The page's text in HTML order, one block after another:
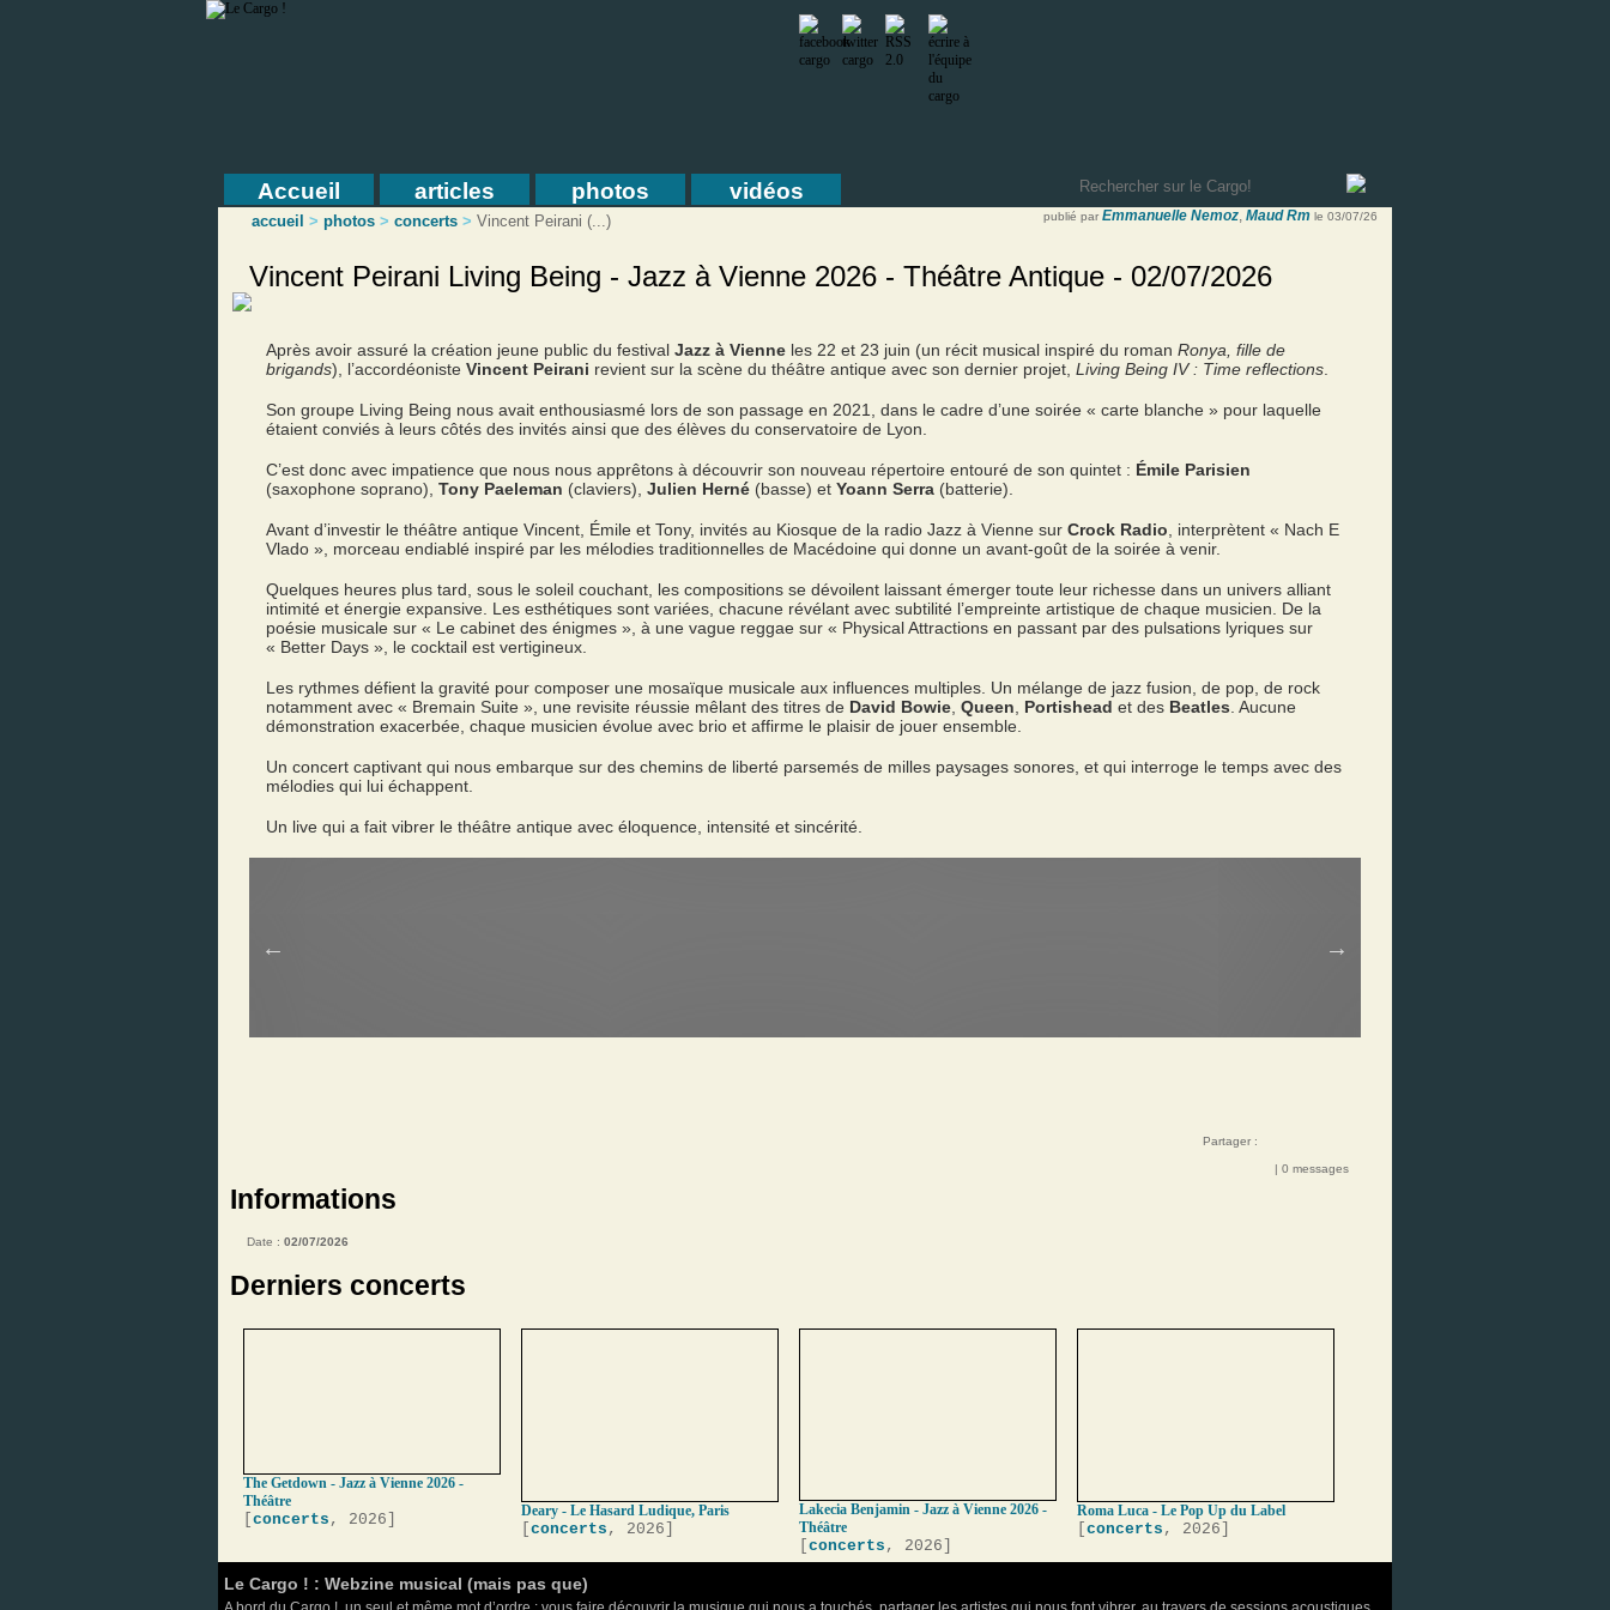
Accueil articles photos vidéos
accueil > photos > concerts > Vincent Peirani (...) publié par Emmanuelle Nemoz, Maud Rm le 03/07/26
Vincent Peirani Living Being - Jazz à Vienne 2026 - Théâtre Antique - 02/07/2026
Après avoir assuré la création jeune public du festival Jazz à Vienne les 22 et 23 juin (un récit musical inspiré du roman Ronya, fille de
brigands), l’accordéoniste Vincent Peirani revient sur la scène du théâtre antique avec son dernier projet, Living Being IV : Time reflections
Son groupe Living Being nous avait enthousiasmé lors de son passage en 2021, dans le cadre d’une soirée « carte blanche » pour laquelle
étaient conviés à leurs côtés des invités ainsi que des élèves du conservatoire de Lyon.
C’est donc avec impatience que nous nous apprêtons à découvrir son nouveau répertoire entouré de son quintet : Émile Parisien
(saxophone soprano), Tony Paeleman (claviers), Julien Herné (basse) et Yoann Serra (batterie).
Avant d’investir le théâtre antique Vincent, Émile et Tony, invités au Kiosque de la radio Jazz à Vienne sur Crock Radio , interprètent « Nach E
Vlado », morceau endiablé inspiré par les mélodies traditionnelles de Macédoine qui donne un avant-goût de la soirée à venir.
Quelques heures plus tard, sous le soleil couchant, les compositions se dévoilent laissant émerger toute leur richesse dans un univers alliant
intimité et énergie expansive. Les esthétiques sont variées, chacune révélant avec subtilité l’empreinte artistique de chaque musicien. De la
poésie musicale sur « Le cabinet des énigmes », à une vague reggae sur « Physical Attractions en passant par des pulsations lyriques sur
« Better Days », le cocktail est vertigineux.
Les rythmes défient la gravité pour composer une mosaïque musicale aux influences multiples. Un mélange de jazz fusion, de pop, de rock
notamment avec « Bremain Suite », une revisite réussie mêlant des titres de David Bowie Queen Portishead et des Beatles . Aucune
démonstration exacerbée, chaque musicien évolue avec brio et affirme le plaisir de jouer ensemble.
Un concert captivant qui nous embarque sur des chemins de liberté parsemés de milles paysages sonores, et qui interroge le temps avec des
mélodies qui lui échappent.
Un live qui a fait vibrer le théâtre antique avec éloquence, intensité et sincérité.
Partager :
| 0 messages
Informations
Date : 02/07/2026
Derniers concerts
The Getdown - Jazz à Vienne 2026 -
Théâtre
concerts , 2026] Deary - Le Hasard Ludique, Paris
concerts , 2026]
Lakecia Benjamin - Jazz à Vienne 2026 -
Théâtre
concerts , 2026]
Roma Luca - Le Pop Up du Label
concerts , 2026]
Le Cargo ! : Webzine musical (mais pas que)